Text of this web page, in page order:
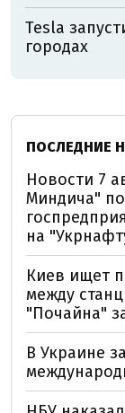
Tesla
городах
ПОСЛЕДНИЕ
Новости 7
Миндича"
на
Киев ищет
между
"Почайна"
В Украине